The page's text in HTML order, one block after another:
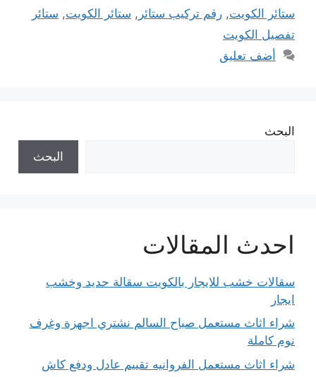
ستائر الكويت, رقم تركيب ستائر , ستائر الكويت, ستائر
تفصيل الكويت
أضف تعليق
البحث
البحث
احدث المقالات
سقالات خشب للايجار بالكويت سقالة حديد وخشب
ايجار
شراء اثاث مستعمل صباح السالم نشتري اجهزة وغرف
نوم كاملة
شراء اثاث مستعمل الفروانيه تقييم عادل ودفع كاش